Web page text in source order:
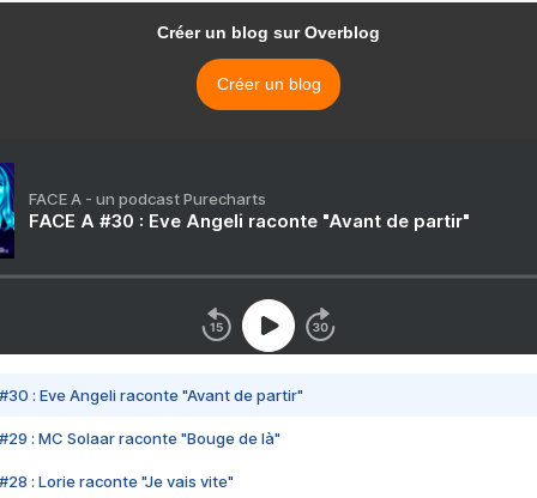
Créer un blog sur Overblog
Créer un blog
FACE A - un podcast Purecharts
FACE A #30 : Eve Angeli raconte "Avant de partir"
#30 : Eve Angeli raconte "Avant de partir"
#29 : MC Solaar raconte "Bouge de là"
#28 : Lorie raconte "Je vais vite"